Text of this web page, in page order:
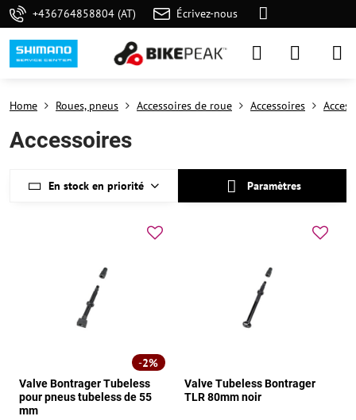
+436764858804 (AT) Écrivez-nous
Home Roues, pneus Accessoires de roue Accessoires
Accessoires
En stock en priorité Paramètres
2%
Valve Bontrager Tubeless
pour pneus tubeless de 55
mm
Valve Tubeless Bontrager
TLR 80mm noir